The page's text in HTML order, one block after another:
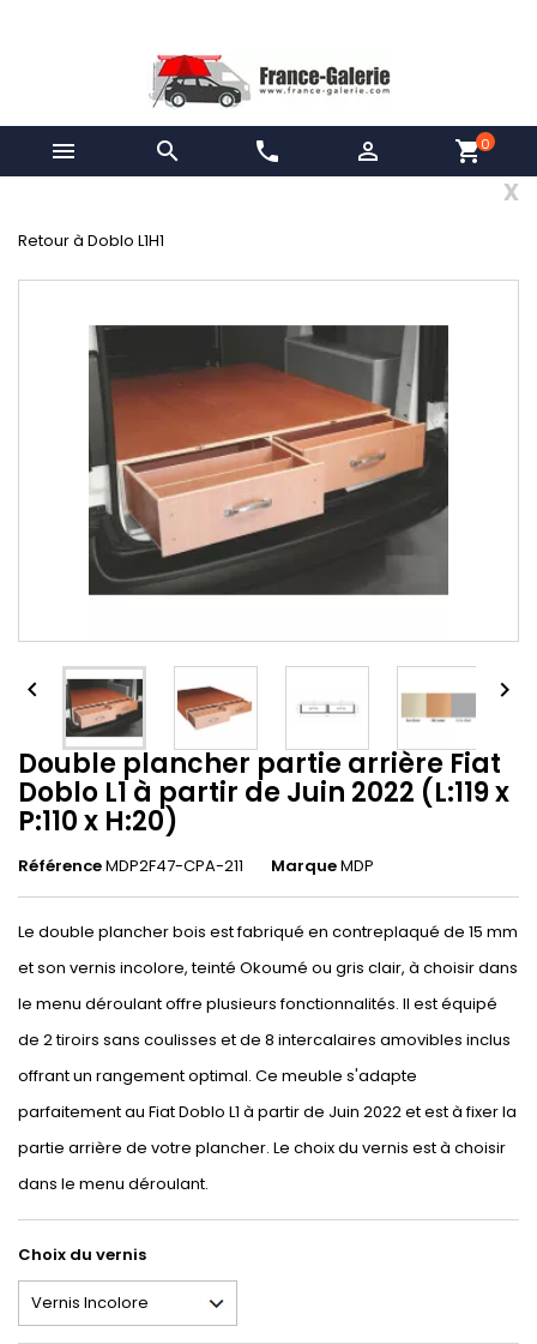
  phone  shopping_cart0
x
Retour à Doblo L1H1
 
Double plancher partie arrière Fiat
Doblo L1 à partir de Juin 2022 (L:119 x
P:110 x H:20)
RéférenceMDP2F47-CPA-211 MarqueMDP
Le double plancher bois est fabriqué en contreplaqué de 15 mm
et son vernis incolore, teinté Okoumé ou gris clair, à choisir dans
le menu déroulant offre plusieurs fonctionnalités. Il est équipé
de 2 tiroirs sans coulisses et de 8 intercalaires amovibles inclus
offrant un rangement optimal. Ce meuble s'adapte
parfaitement au Fiat Doblo L1 à partir de Juin 2022 et est à fixer la
partie arrière de votre plancher. Le choix du vernis est à choisir
dans le menu déroulant.
Choix du vernis